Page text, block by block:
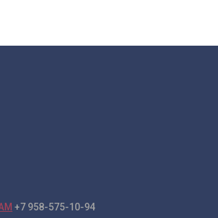
+7 958-575-10-94